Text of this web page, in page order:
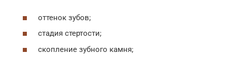
оттенок зубов;
стадия стертости;
скопление зубного камня;